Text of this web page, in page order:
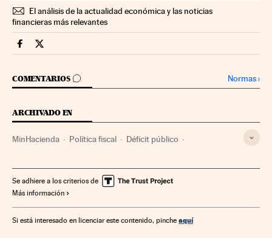
El análisis de la actualidad económica y las noticias
financieras más relevantes
Economia Cinco Días en Facebook
Economia Cinco Días en Twitter
COMENTARIOS
IR A LOS COMENTARIOS Normas›
ARCHIVADO EN
MinHacienda Política fiscal Déficit público
Finanzas públicas Gobierno Administración Estado
Se adhiere a los criterios de
Más información
Si está interesado en licenciar este contenido, pinche aquí